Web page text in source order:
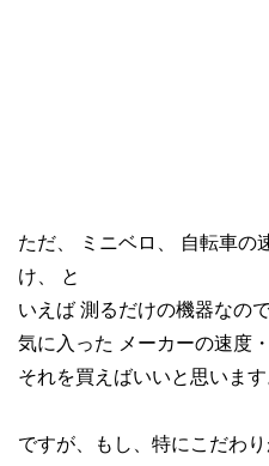
ただ、 ミニベロ、 自転車の
け、 と
いえば 測るだけの機器なの
気に入った メーカーの速度
それを買えばいいと思います
ですが、もし、特にこだわり